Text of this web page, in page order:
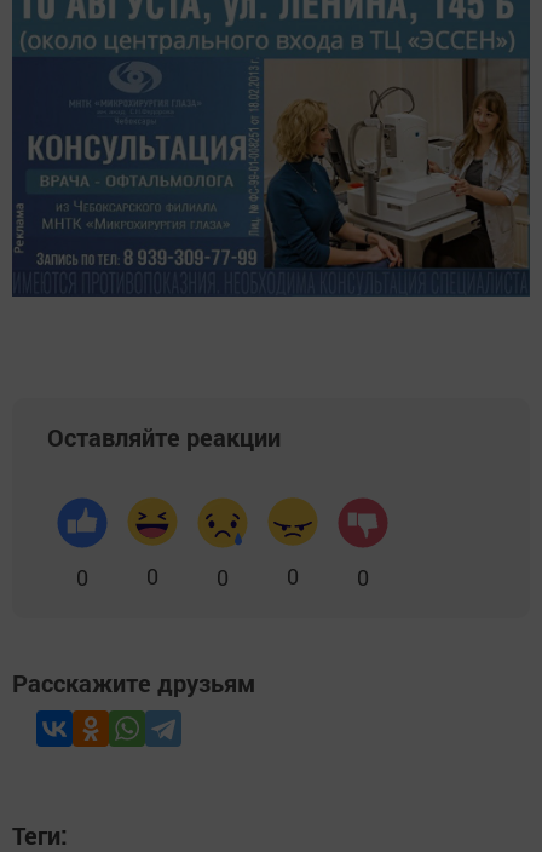
Оставляйте реакции
0 0 0 0 0
Расскажите друзьям
Теги: